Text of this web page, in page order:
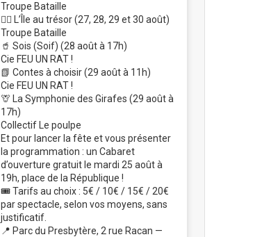
Troupe Bataille
🏴‍☠️ L’Île au trésor (27, 28, 29 et 30 août)
Troupe Bataille
🥤 Sois (Soif) (28 août à 17h)
Cie FEU UN RAT !
📗 Contes à choisir (29 août à 11h)
Cie FEU UN RAT !
🦒 La Symphonie des Girafes (29 août à
17h)
Collectif Le poulpe
Et pour lancer la fête et vous présenter
la programmation : un Cabaret
d’ouverture gratuit le mardi 25 août à
19h, place de la République !
🎟️ Tarifs au choix : 5€ / 10€ / 15€ / 20€
par spectacle, selon vos moyens, sans
justificatif.
📍 Parc du Presbytère, 2 rue Racan —